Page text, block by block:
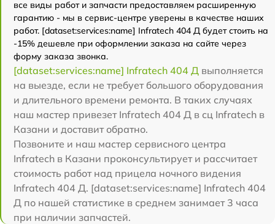
все виды работ и запчасти предоставляем расширенную
гарантию - мы в сервис-центре уверены в качестве наших
работ. [dataset:services:name] Infratech 404 Д будет стоить на
-15% дешевле при оформлении заказа на сайте через
форму заказа звонка.
[dataset:services:name] Infratech 404 Д выполняется
на выезде, если не требует большого оборудования
и длительного времени ремонта. В таких случаях
наш мастер привезет Infratech 404 Д в сц Infratech в
Казани и доставит обратно.
Позвоните и наш мастер сервисного центра
Infratech в Казани проконсультирует и рассчитает
стоимость работ над прицела ночного видения
Infratech 404 Д. [dataset:services:name] Infratech 404
Д по нашей статистике в среднем занимает 3 часа
при наличии запчастей.